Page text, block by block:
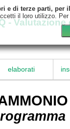
-
elaborati
e di terze parti,
il loro utilizzo.